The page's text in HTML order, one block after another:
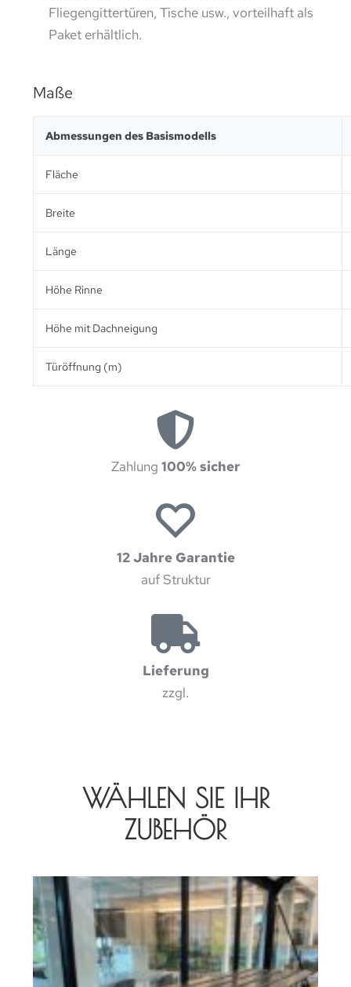
Fliegengittertüren, Tische usw., vorteilhaft als
Paket erhältlich.
Maße
Abmessungen des Basismodells
Fläche
Breite
Länge
Höhe Rinne
Höhe mit Dachneigung
Türöffnung (m)
Zahlung 100% sicher
12 Jahre Garantie
auf Struktur
Lieferung
zzgl.
WÄHLEN SIE IHR
ZUBEHÖR